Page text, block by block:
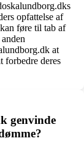
opfattelse af
føre til tab af
at
forbedre deres
genvinde